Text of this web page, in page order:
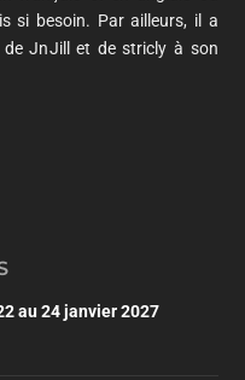
si besoin. Par ailleurs, il a
de JnJill et de stricly à son
au 24 janvier 2027